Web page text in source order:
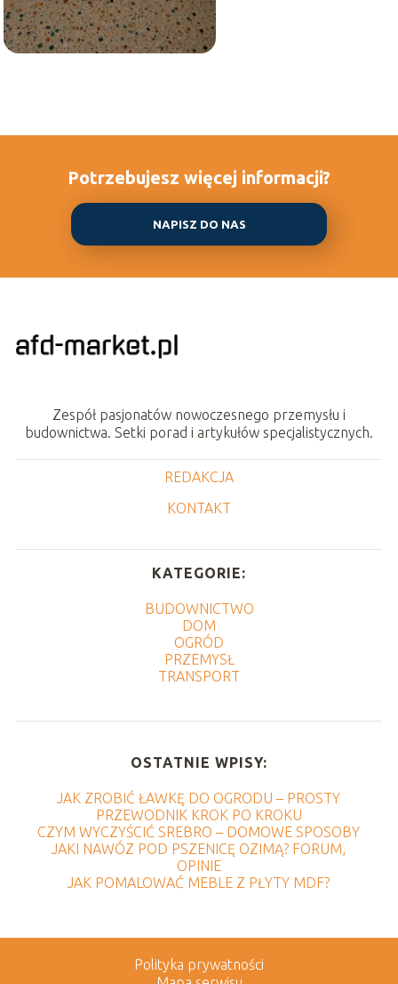
Potrzebujesz więcej informacji?
NAPISZ DO NAS
Zespół pasjonatów nowoczesnego przemysłu i
budownictwa. Setki porad i artykułów specjalistycznych.
REDAKCJA
KONTAKT
KATEGORIE:
BUDOWNICTWO
DOM
OGRÓD
PRZEMYSŁ
TRANSPORT
OSTATNIE WPISY:
JAK ZROBIĆ ŁAWKĘ DO OGRODU – PROSTY
PRZEWODNIK KROK PO KROKU
CZYM WYCZYŚCIĆ SREBRO – DOMOWE SPOSOBY
JAKI NAWÓZ POD PSZENICĘ OZIMĄ? FORUM,
OPINIE
JAK POMALOWAĆ MEBLE Z PŁYTY MDF?
Polityka prywatności